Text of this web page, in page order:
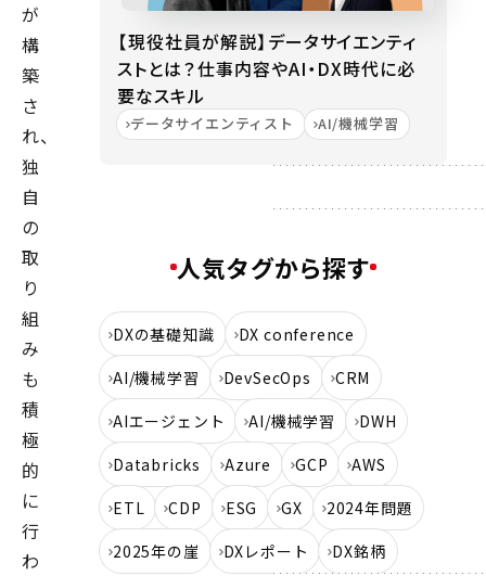
が
構
築
さ
れ、
独
自
の
取
り
組
み
も
積
極
的
に
行
わ
【現役社員が解説】データサイエンティ
ストとは？仕事内容やAI・DX時代に必
要なスキル
データサイエンティスト AI/機械学習
人気タグから探す
DXの基礎知識
DX conference
AI/機械学習
DevSecOps
CRM
AIエージェント
AI/機械学習
DWH
Databricks
Azure GCP
AWS
ETL
CDP ESG GX
2024年問題
2025年の崖
DXレポート DX銘柄